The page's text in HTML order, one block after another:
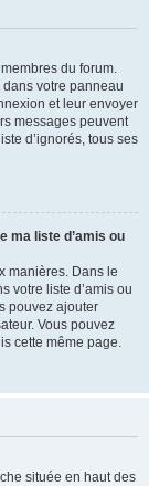
du forum.
dans votre panneau
et leur envoyer
messages peuvent
d’ignorés, tous ses
ma liste d’amis ou
manières. Dans le
votre liste d’amis ou
pouvez ajouter
Vous pouvez
cette même page.
située en haut des